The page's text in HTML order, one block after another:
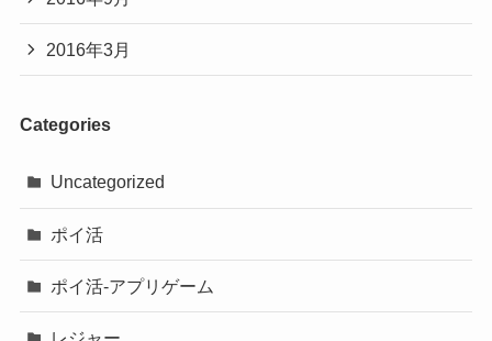
2016年3月
Categories
Uncategorized
ポイ活
ポイ活-アプリゲーム